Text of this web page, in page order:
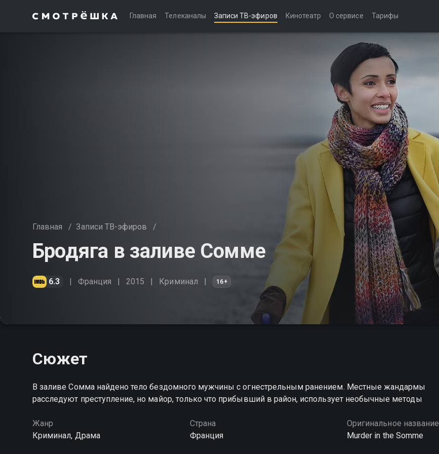
Главная Телеканалы Записи ТВ-эфиров Кинотеатр О сервисе Тарифы
Главная / Записи ТВ-эфиров /
Бродяга в заливе Сомме
6.3 Франция 2015 Криминал 16+
Сюжет
В заливе Сомма найдено тело бездомного мужчины с огнестрельным ранением. Местные жандармы
расследуют преступление, но майор, только что прибывший в район, использует необычные методы
Жанр
Криминал, Драма
Страна
Франция
Оригинальное название
Murder in the Somme